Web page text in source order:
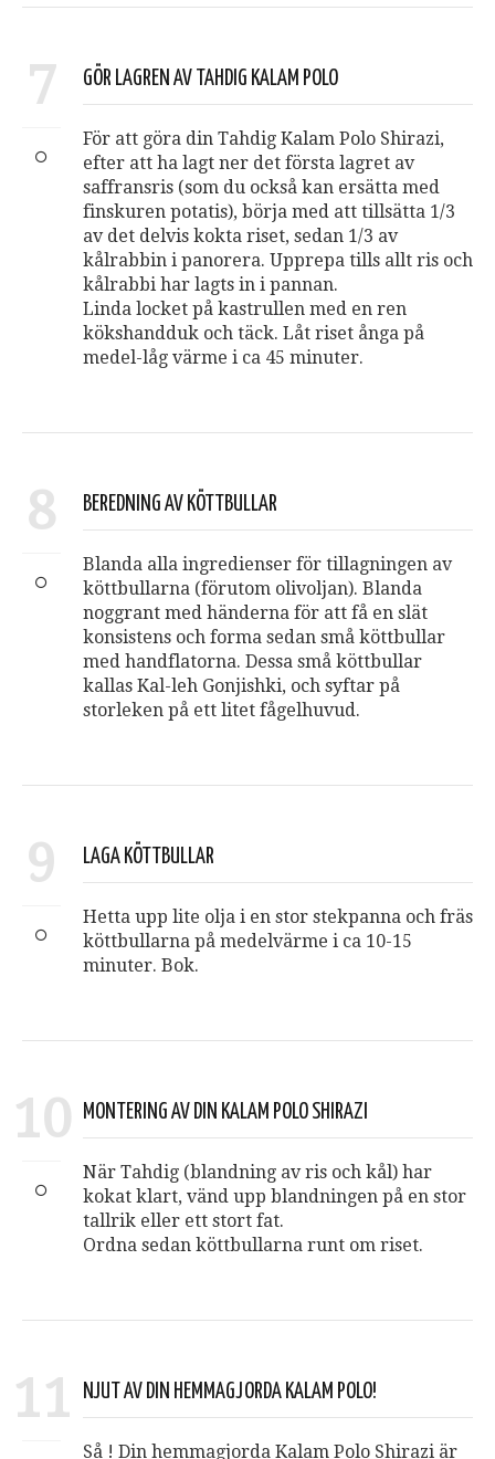
7 GÖR LAGREN AV TAHDIG KALAM POLO
För att göra din Tahdig Kalam Polo Shirazi,
efter att ha lagt ner det första lagret av
saffransris (som du också kan ersätta med
finskuren potatis), börja med att tillsätta 1/3
av det delvis kokta riset, sedan 1/3 av
kålrabbin i panorera. Upprepa tills allt ris och
kålrabbi har lagts in i pannan.
Linda locket på kastrullen med en ren
kökshandduk och täck. Låt riset ånga på
medel-låg värme i ca 45 minuter.
8 BEREDNING AV KÖTTBULLAR
Blanda alla ingredienser för tillagningen av
köttbullarna (förutom olivoljan). Blanda
noggrant med händerna för att få en slät
konsistens och forma sedan små köttbullar
med handflatorna. Dessa små köttbullar
kallas Kal-leh Gonjishki, och syftar på
storleken på ett litet fågelhuvud.
9 LAGA KÖTTBULLAR
Hetta upp lite olja i en stor stekpanna och fräs
köttbullarna på medelvärme i ca 10-15
minuter. Bok.
10 MONTERING AV DIN KALAM POLO SHIRAZI
När Tahdig (blandning av ris och kål) har
kokat klart, vänd upp blandningen på en stor
tallrik eller ett stort fat.
Ordna sedan köttbullarna runt om riset.
11 NJUT AV DIN HEMMAGJORDA KALAM POLO!
Så ! Din hemmagjorda Kalam Polo Shirazi är